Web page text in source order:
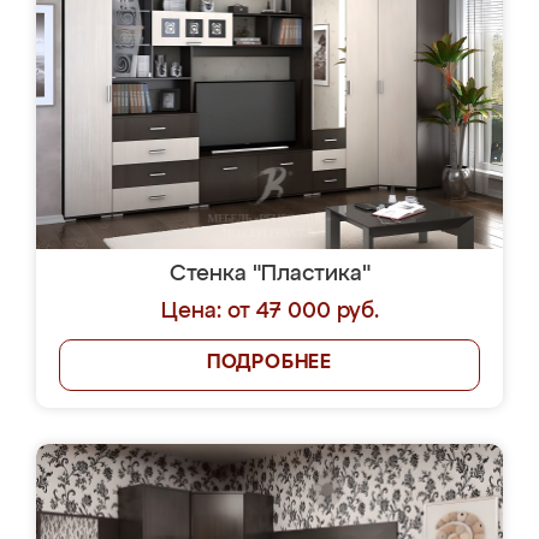
Елены Сергеевой. Подходяшщая цена и
короткие сроки изготовления. Приехавший
для замера сотрудник Владислав
предложил по моему эскизу самый
подходящий вариант шкафа. Немного его
видоизменил, получилось даже лучше, чем
я хотела.Ярослава
3 августа 2026
Кухню здесь заказали. Эскизы прислали в
телеграмм. Выбрали наиболее подходящий.
Согласовали день для замера. Через 3
недели кухня была уже готова. Остались
довольны работой. Спасибо Ренессанс
мебель за качественную работу!
3 августа 2026